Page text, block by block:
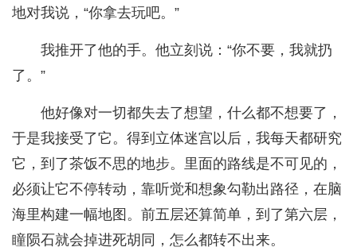
地对我说，“你拿去玩吧。”
我推开了他的手。他立刻说：“你不要，我就扔
了。”
他好像对一切都失去了想望，什么都不想要了，
于是我接受了它。得到立体迷宫以后，我每天都研究
它，到了茶饭不思的地步。里面的路线是不可见的，
必须让它不停转动，靠听觉和想象勾勒出路径，在脑
海里构建一幅地图。前五层还算简单，到了第六层，
瞳陨石就会掉进死胡同，怎么都转不出来。